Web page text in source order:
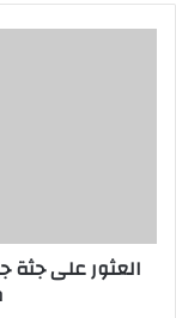
العثور على جثة